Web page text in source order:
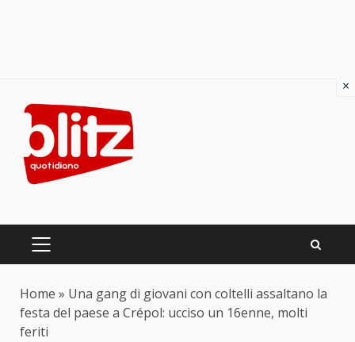
content
PRIMARY
Home » Una gang di giovani con coltelli assaltano la
festa del paese a Crépol: ucciso un 16enne, molti
feriti
×